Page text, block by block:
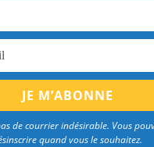
de courrier indésirable. Vous
quand vous le souhaitez.